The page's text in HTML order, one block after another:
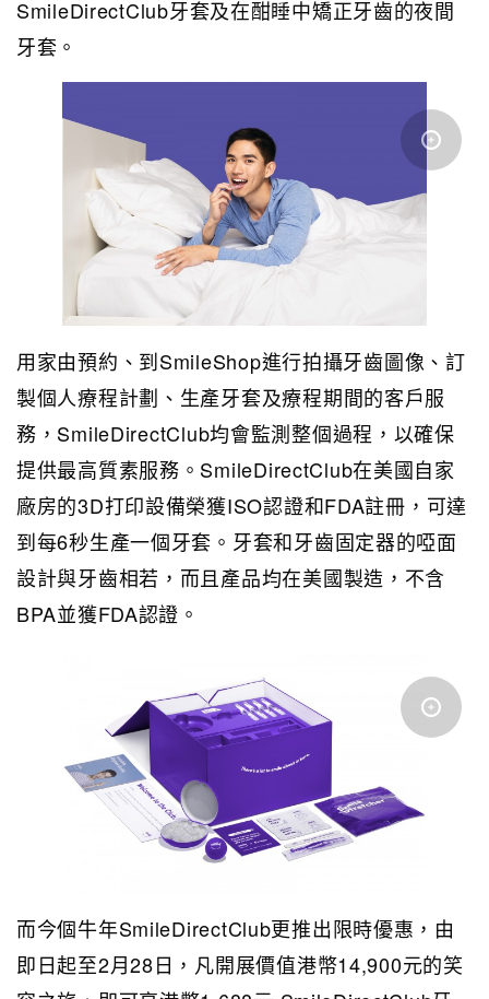
SmileDirectClub牙套及在酣睡中矯正牙齒的夜間
牙套。
用家由預約、到SmileShop進行拍攝牙齒圖像、訂
製個人療程計劃、生產牙套及療程期間的客戶服
務，SmileDirectClub均會監測整個過程，以確保
提供最高質素服務。SmileDirectClub在美國自家
廠房的3D打印設備榮獲ISO認證和FDA註冊，可達
到每6秒生產一個牙套。牙套和牙齒固定器的啞面
設計與牙齒相若，而且產品均在美國製造，不含
BPA並獲FDA認證。
而今個牛年SmileDirectClub更推出限時優惠，由
即日起至2月28日，凡開展價值港幣14,900元的笑